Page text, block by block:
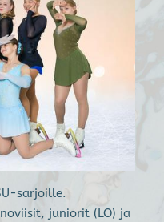
sarjoille.
juniorit (LO) ja